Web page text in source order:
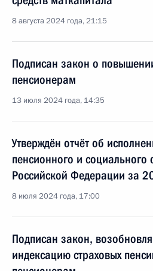
8 августа 2024 года, 21:15
Подписан закон о
пенсионерам
13 июля 2024 года, 14:35
Утверждён отчёт об
пенсионного и социального
Российской Федерации за
8 июля 2024 года, 17:00
Подписан закон,
индексацию страховых